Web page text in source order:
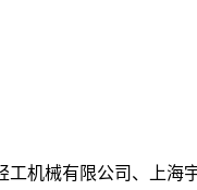
机械有限公司、上海